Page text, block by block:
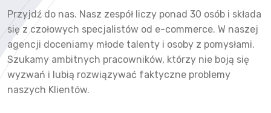
Przyjdź do nas. Nasz zespół liczy ponad 30 osób i składa
się z czołowych specjalistów od e-commerce. W naszej
agencji doceniamy młode talenty i osoby z pomysłami.
Szukamy ambitnych pracowników, którzy nie boją się
wyzwań i lubią rozwiązywać faktyczne problemy
naszych Klientów.